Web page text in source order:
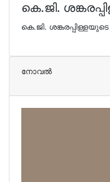
കെ.ജി.
കെ.ജി.
നോവല്‍